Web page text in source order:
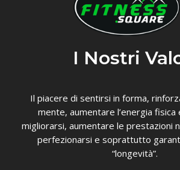
I Nostri
Il piacere di sentirsi in forma,
mente, aumentare l’energia fisica
migliorarsi, aumentare le prestazioni
perfezionarsi e soprattutto
“longevità”.